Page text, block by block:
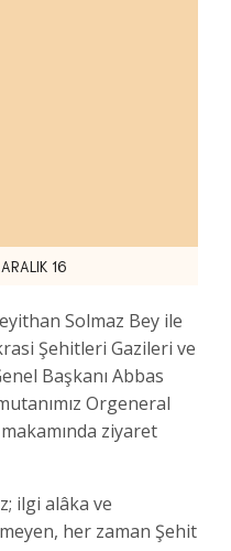
ARALIK 16
Solmaz Bey ile
Şehitleri Gazileri ve
Başkanı Abbas
Orgeneral
ziyaret
ilgi alâka ve
her zaman Şehit